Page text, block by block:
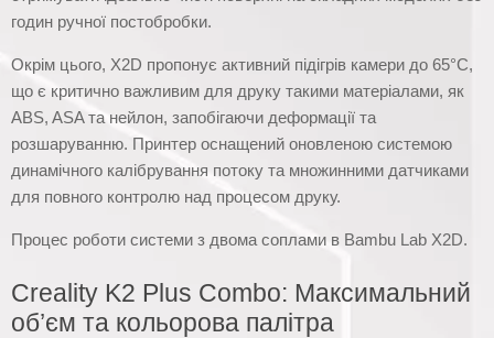
годин ручної постобробки.
Окрім цього, X2D пропонує активний підігрів камери до 65°C,
що є критично важливим для друку такими матеріалами, як
ABS, ASA та нейлон, запобігаючи деформації та
розшаруванню. Принтер оснащений оновленою системою
динамічного калібрування потоку та множинними датчиками
для повного контролю над процесом друку.
Процес роботи системи з двома соплами в Bambu Lab X2D.
Creality K2 Plus Combo: Максимальний
об’єм та кольорова палітра